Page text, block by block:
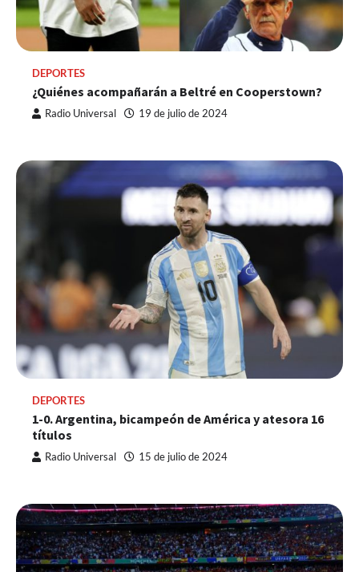
DEPORTES
¿Quiénes acompañarán a Beltré en Cooperstown?
Radio Universal 19 de julio de 2024
DEPORTES
1-0. Argentina, bicampeón de América y atesora 16
títulos
Radio Universal 15 de julio de 2024